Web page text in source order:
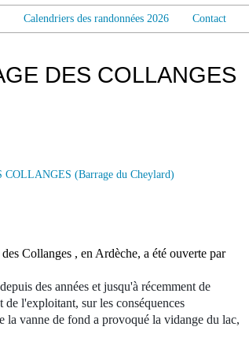
Calendriers des randonnées 2026 Contact
DES COLLANGES
Collanges , en Ardèche, a été ouverte par
des années et jusqu'à récemment de
de l'exploitant, sur les conséquences
la vanne de fond a provoqué la vidange du lac,